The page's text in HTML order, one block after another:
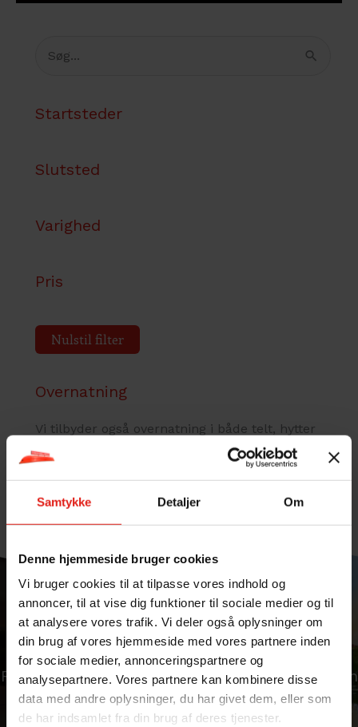
Samtykke Detaljer Om
Denne hjemmeside bruger cookies
Vi bruger cookies til at tilpasse vores indhold og
annoncer, til at vise dig funktioner til sociale medier og til
at analysere vores trafik. Vi deler også oplysninger om
din brug af vores hjemmeside med vores partnere inden
for sociale medier, annonceringspartnere og
analysepartnere. Vores partnere kan kombinere disse
data med andre oplysninger, du har givet dem, eller som
de har indsamlet fra din brug af deres tjenester.
efter:
Startsteder
Slutsted
Varighed
Pris
Nulstil filter
Overnatning
Vi tilbyder også overnatning i både telt, hytter
og feriehus.
Læs mere her
Har du brug for hjælp?
Vi er altid klar til at hjælpe dig med
rådgivning og svar på spørgsmål.
Ring til os på+45 5545 00 88eller send os en
mail